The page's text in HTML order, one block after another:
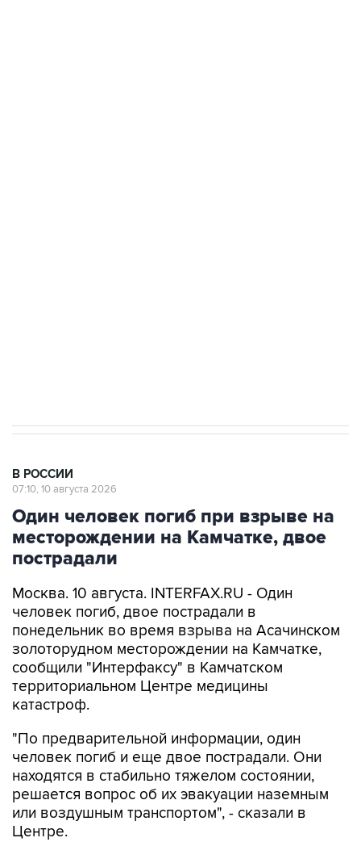
В РОССИИ
07:10, 10 августа 2026
Один человек погиб при взрыве на
месторождении на Камчатке, двое
пострадали
Москва. 10 августа. INTERFAX.RU - Один
человек погиб, двое пострадали в
понедельник во время взрыва на Асачинском
золоторудном месторождении на Камчатке,
сообщили "Интерфаксу" в Камчатском
территориальном Центре медицины
катастроф.
"По предварительной информации, один
человек погиб и еще двое пострадали. Они
находятся в стабильно тяжелом состоянии,
решается вопрос об их эвакуации наземным
или воздушным транспортом", - сказали в
Центре.